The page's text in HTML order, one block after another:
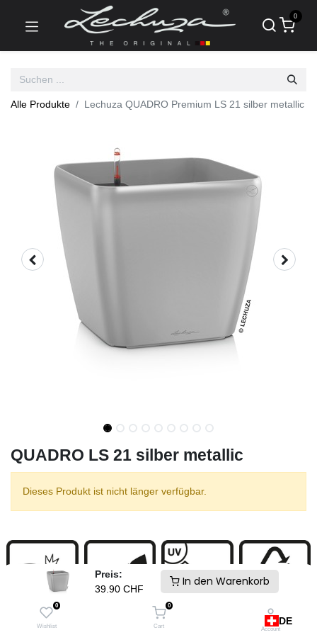
Preis:
39.90 CHF
In den Warenkorb
0
Wishlist
0
Cart Account
0
Alle Produkte Lechuza QUADRO Premium LS 21 silber metallic
QUADRO LS 21 silber metallic
Dieses Produkt ist nicht länger verfügbar.
DE